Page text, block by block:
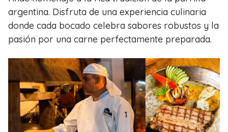
argentina. Disfruta de una experiencia culinaria
donde cada bocado celebra sabores robustos y la
pasión por una carne perfectamente preparada.